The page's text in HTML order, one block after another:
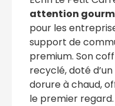
attention
pour les
support de
premium. Son
recyclé, doté
dorure à chaud,
le premier regard.